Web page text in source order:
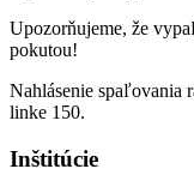
Upozorňujeme, že
pokutou!
Nahlásenie spaľovania
linke 150.
Inštitúcie